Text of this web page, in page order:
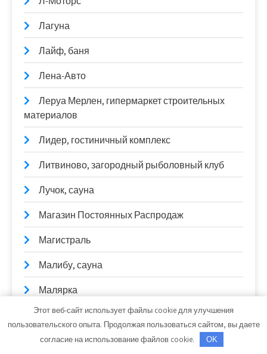
Лагуна
Лайф, баня
Лена-Авто
Леруа Мерлен, гипермаркет строительных
материалов
Лидер, гостиничный комплекс
Литвиново, загородный рыболовный клуб
Лучок, сауна
Магазин Постоянных Распродаж
Магистраль
Малибу, сауна
Малярка
Масломart
Мастерская
Этот веб-сайт использует файлы cookie для улучшения
пользовательского опыта. Продолжая пользоваться сайтом, вы даете
согласие на использование файлов cookie.
OK